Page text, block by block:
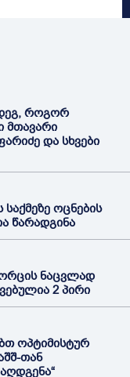
როგორ
მთავარი
და სხვები
საქმეზე ოცნების
წარადგინა
ნაცვლად
2 პირი
ოპტიმისტურ
თან